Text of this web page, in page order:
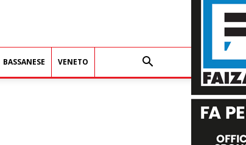
BASSANESE VENETO